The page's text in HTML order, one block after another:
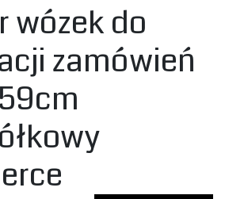
wózek do
zamówień